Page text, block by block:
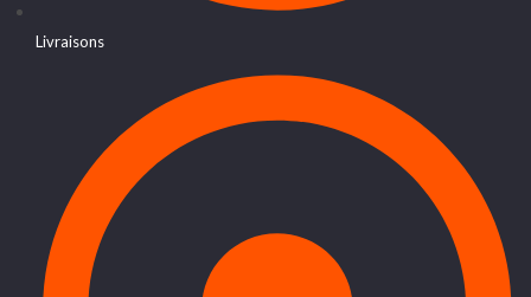
Livraisons